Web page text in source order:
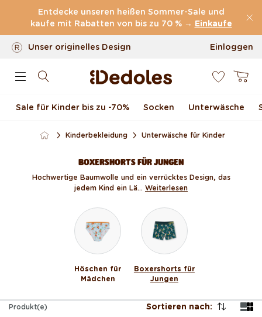
Direkt zum Inhalt
Entdecke unseren heißen Sommer-Sale und
kaufe mit Rabatten von bis zu 70 % → Einkaufe
100 Tage Rückgaberecht
Unser originelles Design
Schnell & zuverlässig
Einloggen
Sale für Kinder bis zu -70 % Socken Unterwäsche
Kinderbekleidung Unterwäsche für Kinder
BOXERSHORTS FÜR JUNGEN
Hochwertige Baumwolle und ein verrücktes Design, das
jedem Kind ein Lä... Weiterlesen
Höschen für
Mädchen
Boxershorts für
Jungen
Produkt(e) Sortieren nach: